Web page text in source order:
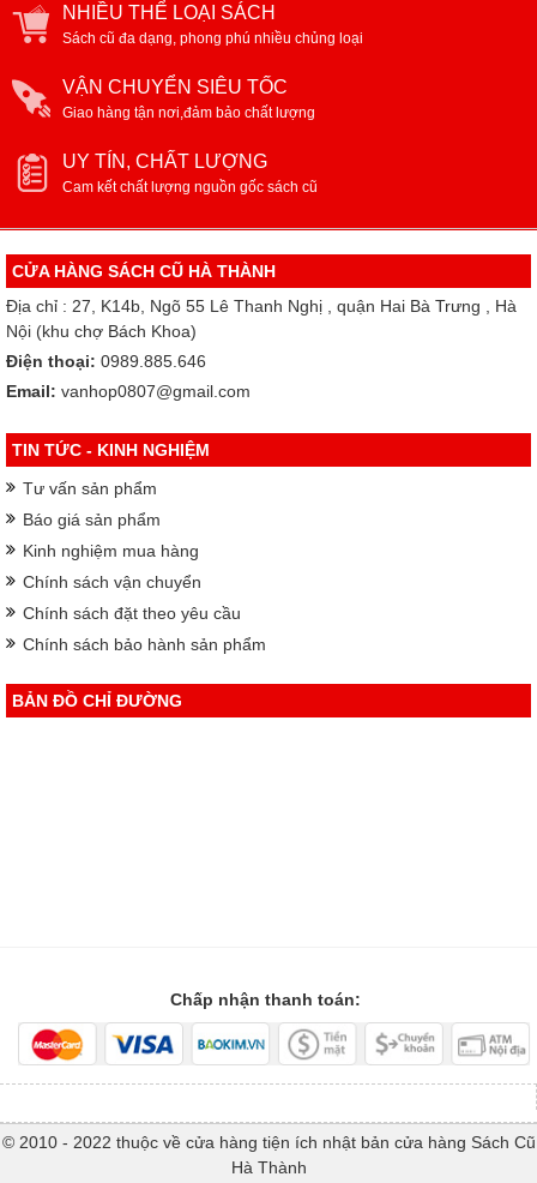
NHIỀU THỂ LOẠI SÁCH
Sách cũ đa dạng, phong phú nhiều chủng loại
VẬN CHUYỂN SIÊU TỐC
Giao hàng tận nơi,đảm bảo chất lượng
UY TÍN, CHẤT LƯỢNG
Cam kết chất lượng nguồn gốc sách cũ
CỬA HÀNG SÁCH CŨ HÀ THÀNH
Địa chỉ : 27, K14b, Ngõ 55 Lê Thanh Nghị , quận Hai Bà Trưng , Hà
Nội (khu chợ Bách Khoa)
Điện thoại: 0989.885.646
Email: vanhop0807@gmail.com
TIN TỨC - KINH NGHIỆM
Tư vấn sản phẩm
Báo giá sản phẩm
Kinh nghiệm mua hàng
Chính sách vận chuyển
Chính sách đặt theo yêu cầu
Chính sách bảo hành sản phẩm
BẢN ĐỒ CHỈ ĐƯỜNG
Chấp nhận thanh toán:
© 2010 - 2022 thuộc về cửa hàng tiện ích nhật bản cửa hàng Sách Cũ
Hà Thành